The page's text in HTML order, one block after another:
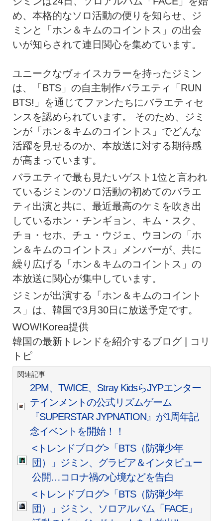
め、本格的なソロ活動の便りを知らせ、ジ
ミンと「ホン＆キムのコイントス」の出会
いが知らされて連日関心を集めています。
ユニークなヴォイスカラーを持ったジミン
は、「BTS」の自主制作バラエティ「RUN
BTS!」を通じてファンたちにバラエティセ
ンスを認められています。 そのため、ジミ
ンが「ホン＆キムのコイントス」でどんな
活躍を見せるのか、本放送に対する期待感
が高まっています。
バラエティで最も見たいゲスト1位と言われ
ているジミンのソロ活動の初めてのバラエ
ティ出演と共に、最近最高のケミを吹き出
しているホン・チンギョン、キム・スク、
チョ・セホ、チュ・ウジェ、ウヨンの「ホ
ン＆キムのコイントス」メンバーが、共に
繰り広げる「ホン＆キムのコイントス」の
本放送に関心が集中しています。
ジミンが出演する「ホン＆キムのコイント
ス」は、韓国で3月30日に放送予定です。
WOW!Korea提供
韓国の最新トレンドを紹介するブログ | コリ
トピ
関連記事
2PM、TWICE、Stray KidsらJYPエンター
テインメントの公式リズムゲーム
『SUPERSTAR JYPNATION』が1周年記
念イベントを開始！！
<トレンドブログ>「BTS（防弾少年
団）」ジミン、グラビア＆インタビュー
公開…コロナ禍の心境などを告白
<トレンドブログ>「BTS（防弾少年
団）」ジミン、ソロアルバム「FACE」